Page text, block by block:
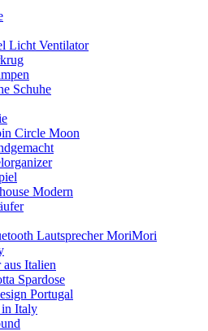
Licht Ventilator
Schuhe
Circle Moon
Modern
Lautsprecher MoriMori
Italien
Spardose
Portugal
in Italy